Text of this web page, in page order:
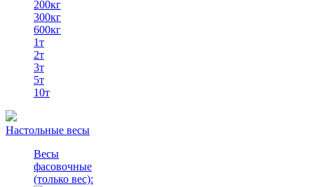
200кг
300кг
600кг
1т
2т
3т
5т
10т
Настольные весы
Весы
фасовочные
(только вес):